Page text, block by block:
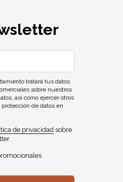
tratará tus datos
sobre nuestros
así como ejercer otros
de datos en
de privacidadsobre